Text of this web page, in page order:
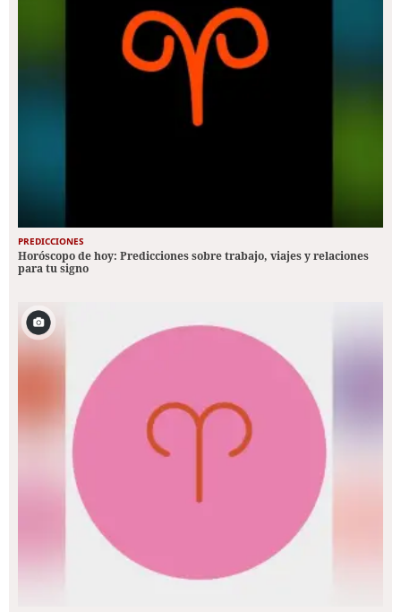
PREDICCIONES
Horóscopo de hoy: Predicciones sobre trabajo, viajes y relaciones
para tu signo